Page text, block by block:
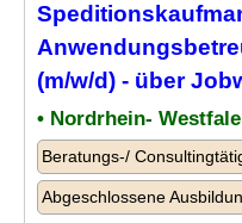
(m/w/d) - über
• Nordrhein-
Beratungs-/
Abgeschlossene